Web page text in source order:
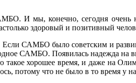
И мы, конечно, сегодня очень
здоровый и позитивный
САМБО было советским и
САМБО. Появилась надежда на
такое хорошее время, и даже на
потому что не было в то время у